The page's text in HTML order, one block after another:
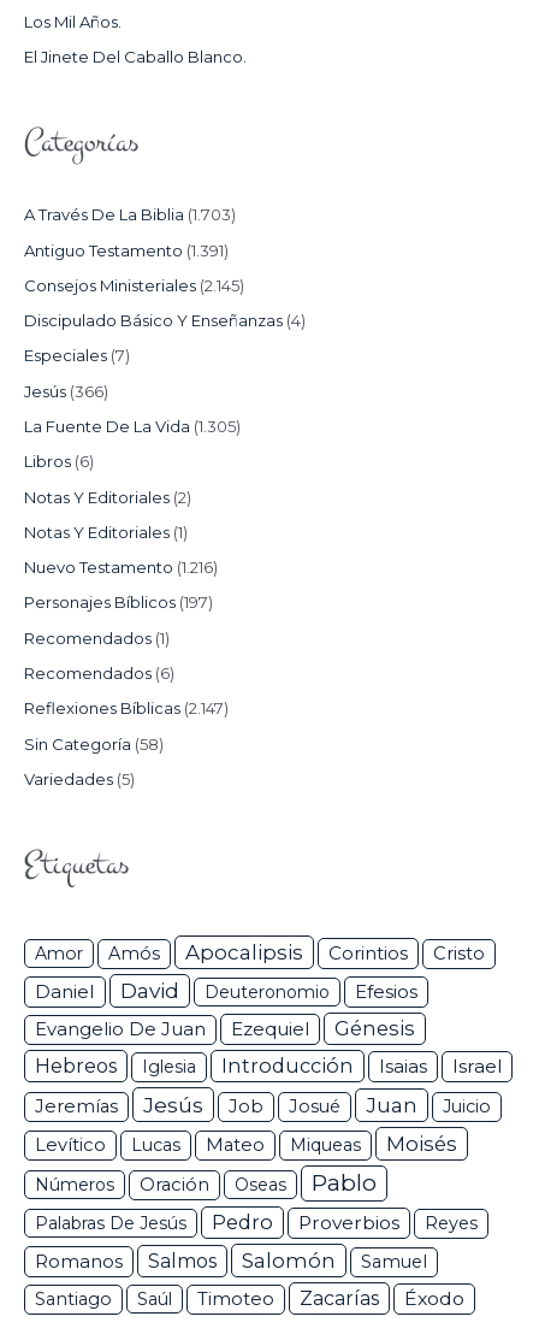
:Los Mil Años.
El Jinete Del Caballo Blanco.
Categorías
A Través De La Biblia (1.703)
Antiguo Testamento (1.391)
Consejos Ministeriales (2.145)
Discipulado Básico Y Enseñanzas (4)
Especiales (7)
Jesús (366)
La Fuente De La Vida (1.305)
Libros (6)
Notas Y Editoriales (2)
Notas Y Editoriales (1)
Nuevo Testamento (1.216)
Personajes Bíblicos (197)
Recomendados (1)
Recomendados (6)
Reflexiones Bíblicas (2.147)
Sin Categoría (58)
Variedades (5)
Etiquetas
Amor Amós Apocalipsis Corintios Cristo
Daniel David Deuteronomio Efesios
Evangelio De Juan Ezequiel
Génesis
Hebreos
Iglesia Introducción Isaias Israel
Jeremías Jesús Job Josué Juan
Juicio
Levítico
Lucas Mateo Miqueas Moisés
Números Oración Oseas Pablo
Palabras De Jesús Pedro Proverbios Reyes
Romanos Salmos Salomón
Samuel
Santiago
Saúl Timoteo Zacarías Éxodo